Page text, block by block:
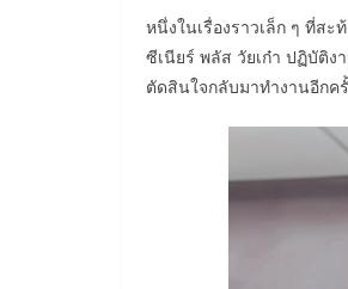
หนึ่งในเรื่องราวเล็ก ๆ ที่ส
ซีเนียร์ พลัส วัยเก๋า ปฏิบัติง
ตัดสินใจกลับมาทำงานอีกค